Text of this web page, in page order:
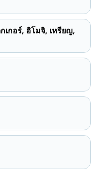
เกอร์, อิโมจิ, เหรียญ,